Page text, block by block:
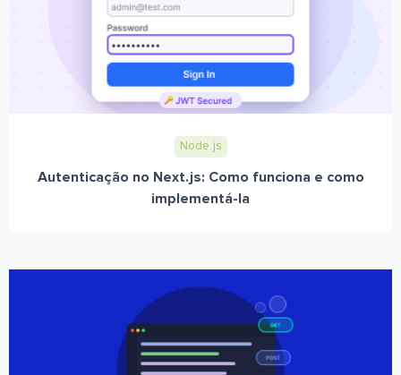
Node.js
Autenticação no Next.js: Como funciona e como
implementá-la